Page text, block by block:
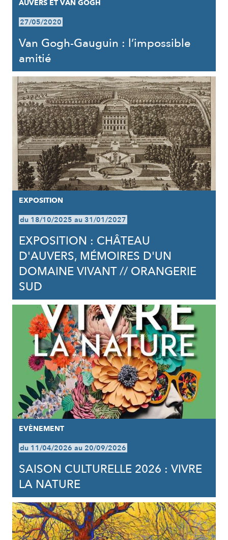
AUVERS ET VAN GOGH
27/05/2020
Van Gogh-Gauguin : l’impossible
amitié
EXPOSITION
du 18/10/2025 au 31/01/2027
EXPOSITION : CHÂTEAU
D'AUVERS, MÉMOIRES D'UN
DOMAINE VIVANT // ORANGERIE
SUD
EVÈNEMENT
du 11/04/2026 au 20/09/2026
SAISON CULTURELLE 2026 : VIVRE
LA NATURE